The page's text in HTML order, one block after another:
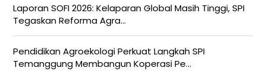
Laporan SOFI 2026: Kelaparan Global Masih Tinggi, SPI
Tegaskan Reforma Agra...
Pendidikan Agroekologi Perkuat Langkah SPI
Temanggung Membangun Koperasi Pe...